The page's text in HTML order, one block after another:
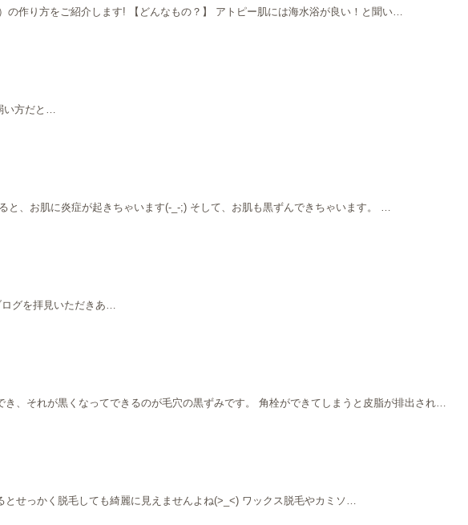
作り方をご紹介します! 【どんなもの？】 アトピー肌には海水浴が良い！と聞い…
方だと…
、お肌に炎症が起きちゃいます(-_-;) そして、お肌も黒ずんできちゃいます。 …
グを拝見いただきあ…
、それが黒くなってできるのが毛穴の黒ずみです。 角栓ができてしまうと皮脂が排出され…
せっかく脱毛しても綺麗に見えませんよね(>_<) ワックス脱毛やカミソ…